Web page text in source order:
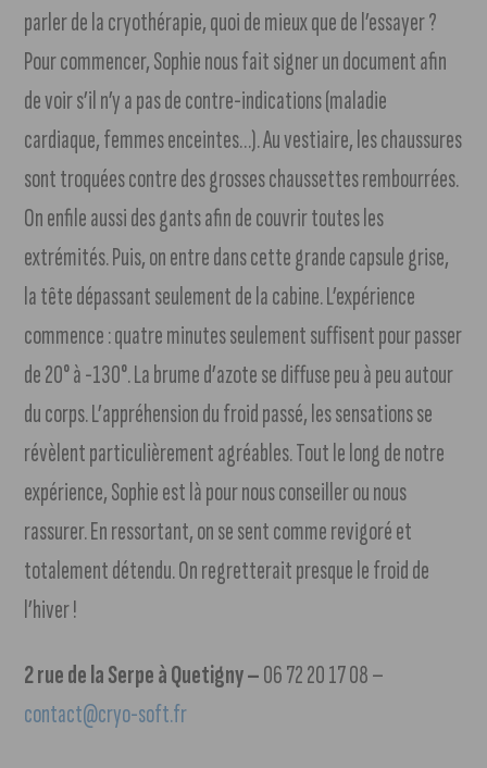
parler de la cryothérapie, quoi de mieux que de l’essayer ?
Pour commencer, Sophie nous fait signer un document afin
de voir s’il n’y a pas de contre-indications (maladie
cardiaque, femmes enceintes…). Au vestiaire, les chaussures
sont troquées contre des grosses chaussettes rembourrées.
On enfile aussi des gants afin de couvrir toutes les
extrémités. Puis, on entre dans cette grande capsule grise,
la tête dépassant seulement de la cabine. L’expérience
commence : quatre minutes seulement suffisent pour passer
de 20° à -130°.La brume d’azote se diffuse peu à peu autour
du corps. L’appréhension du froid passé, les sensations se
révèlent particulièrement agréables. Tout le long de notre
expérience, Sophie est là pour nous conseiller ou nous
rassurer. En ressortant, on se sent comme revigoré et
totalement détendu. On regretterait presque le froid de
l’hiver !
2 rue de la Serpe à Quetigny –06 72 20 17 08 –
contact@cryo-soft.fr